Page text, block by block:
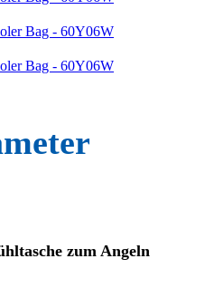
zum Angeln